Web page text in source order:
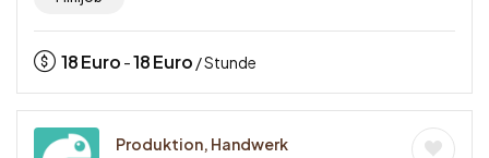
18Euro -18Euro / Stunde
Produktion, Handwerk